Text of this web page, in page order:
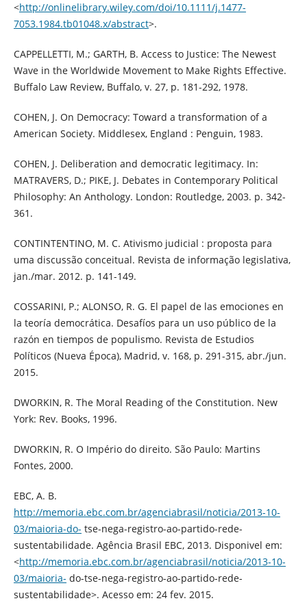
<http://onlinelibrary.wiley.com/doi/10.1111/j.1477-
7053.1984.tb01048.x/abstract>.
CAPPELLETTI, M.; GARTH, B. Access to Justice: The Newest
Wave in the Worldwide Movement to Make Rights Effective.
Buffalo Law Review, Buffalo, v. 27, p. 181-292, 1978.
COHEN, J. On Democracy: Toward a transformation of a
American Society. Middlesex, England : Penguin, 1983.
COHEN, J. Deliberation and democratic legitimacy. In:
MATRAVERS, D.; PIKE, J. Debates in Contemporary Political
Philosophy: An Anthology. London: Routledge, 2003. p. 342-
361.
CONTINTENTINO, M. C. Ativismo judicial : proposta para
uma discussão conceitual. Revista de informação legislativa,
jan./mar. 2012. p. 141-149.
COSSARINI, P.; ALONSO, R. G. El papel de las emociones en
la teoría democrática. Desafíos para un uso público de la
razón en tiempos de populismo. Revista de Estudios
Políticos (Nueva Época), Madrid, v. 168, p. 291-315, abr./jun.
2015.
DWORKIN, R. The Moral Reading of the Constitution. New
York: Rev. Books, 1996.
DWORKIN, R. O Império do direito. São Paulo: Martins
Fontes, 2000.
EBC, A. B.
http://memoria.ebc.com.br/agenciabrasil/noticia/2013-10-
03/maioria-do- tse-nega-registro-ao-partido-rede-
sustentabilidade. Agência Brasil EBC, 2013. Disponivel em:
<http://memoria.ebc.com.br/agenciabrasil/noticia/2013-10-
03/maioria- do-tse-nega-registro-ao-partido-rede-
sustentabilidade>. Acesso em: 24 fev. 2015.